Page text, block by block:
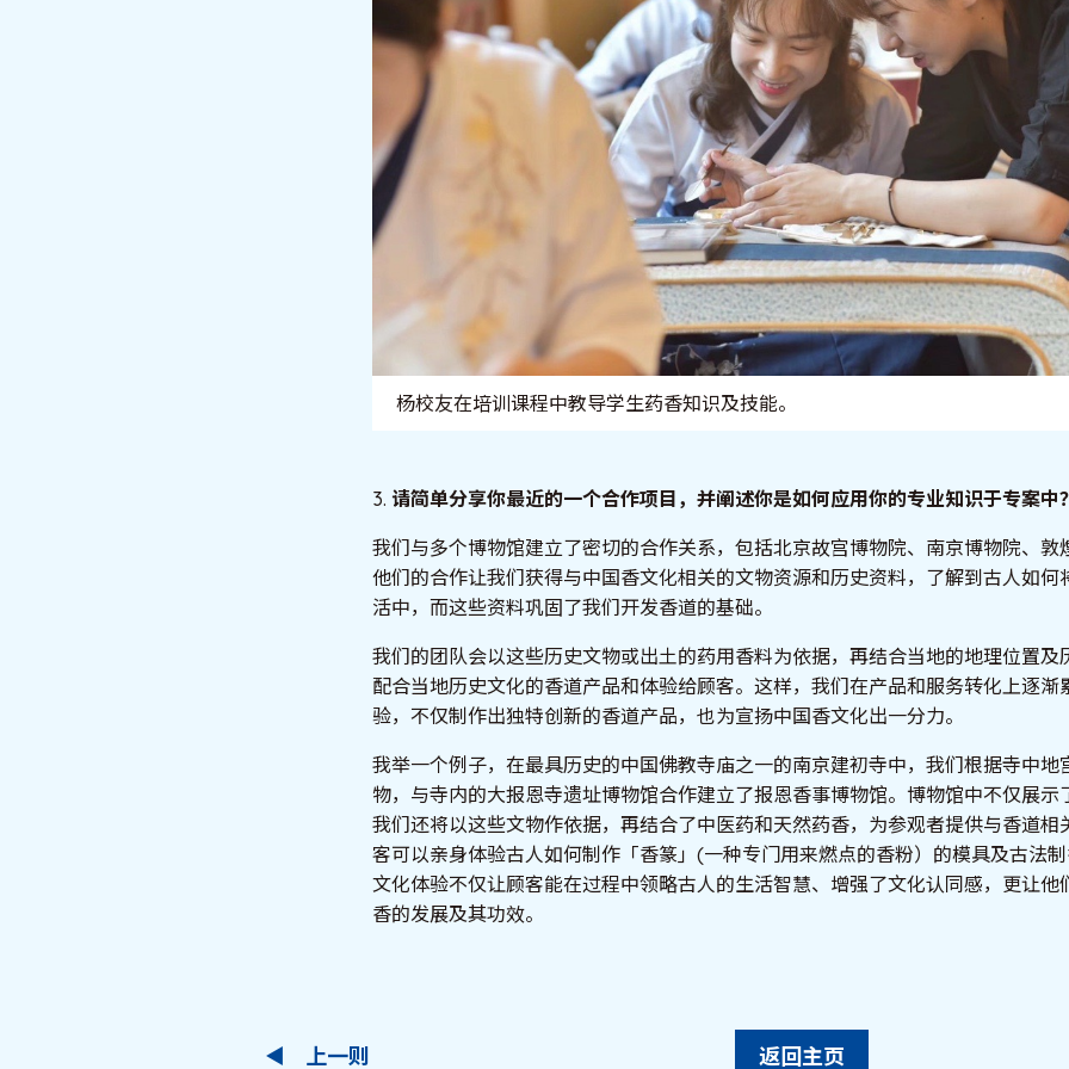
杨校友在培训课程中教导学生药香知识及技能。
3. 请简单分享你最近的一个合作项目，并阐述你是如何应用你的专业知识于专案中
我们与多个博物馆建立了密切的合作关系，包括北京故宫博物院、南京博物院、敦
他们的合作让我们获得与中国香文化相关的文物资源和历史资料，了解到古人如何
活中，而这些资料巩固了我们开发香道的基础。
我们的团队会以这些历史文物或出土的药用香料为依据，再结合当地的地理位置及
配合当地历史文化的香道产品和体验给顾客。这样，我们在产品和服务转化上逐渐
验，不仅制作出独特创新的香道产品，也为宣扬中国香文化出一分力。
我举一个例子，在最具历史的中国佛教寺庙之一的南京建初寺中，我们根据寺中地
物，与寺内的大报恩寺遗址博物馆合作建立了报恩香事博物馆。博物馆中不仅展示
我们还将以这些文物作依据，再结合了中医药和天然药香，为参观者提供与香道相
客可以亲身体验古人如何制作「香篆」(一种专门用来燃点的香粉）的模具及古法
文化体验不仅让顾客能在过程中领略古人的生活智慧、增强了文化认同感，更让他
香的发展及其功效。
上一则 返回主页